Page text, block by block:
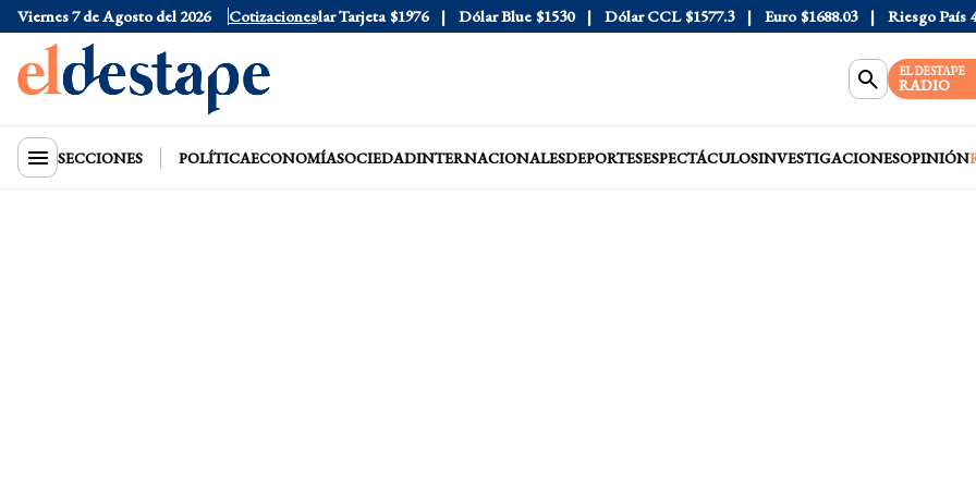
Viernes 7 de Agosto del 2026 Cotizaciones
Dólar Oficial $1520 Dólar Tarjeta $1976 Dólar Blue $1530 Dólar CCL $1577.3 Euro $1688.03 Riesgo País 408
EL DESTAPE
RADIO
SECCIONES POLÍTICAECONOMÍASOCIEDADINTERNACIONALESDEPORTESESPECTÁCULOSINVESTIGACIONESOPINIÓN